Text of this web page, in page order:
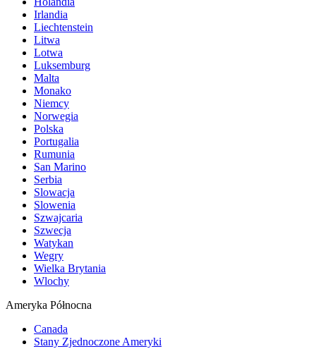
Irlandia
Liechtenstein
Litwa
Lotwa
Luksemburg
Malta
Monako
Niemcy
Norwegia
Polska
Portugalia
Rumunia
San Marino
Serbia
Slowacja
Slowenia
Szwajcaria
Szwecja
Watykan
Wegry
Wielka Brytania
Wlochy
Ameryka Północna
Canada
Stany Zjednoczone Ameryki